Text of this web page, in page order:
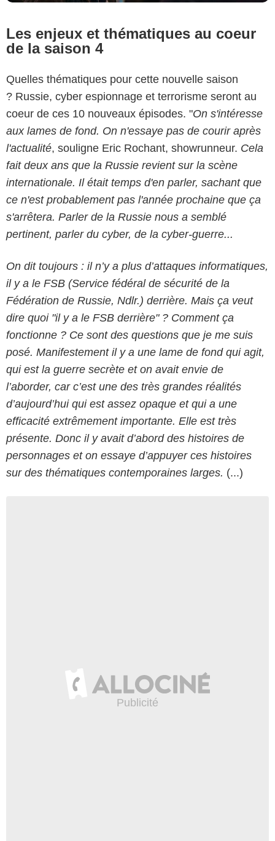
Les enjeux et thématiques au coeur
de la saison 4
Quelles thématiques pour cette nouvelle saison
? Russie, cyber espionnage et terrorisme seront au
coeur de ces 10 nouveaux épisodes. "On s'intéresse
aux lames de fond. On n'essaye pas de courir après
l'actualité, souligne Eric Rochant, showrunneur. Cela
fait deux ans que la Russie revient sur la scène
internationale. Il était temps d'en parler, sachant que
ce n'est probablement pas l'année prochaine que ça
s'arrêtera. Parler de la Russie nous a semblé
pertinent, parler du cyber, de la cyber-guerre...
On dit toujours : il n’y a plus d’attaques informatiques,
il y a le FSB (Service fédéral de sécurité de la
Fédération de Russie, Ndlr.) derrière. Mais ça veut
dire quoi "il y a le FSB derrière" ? Comment ça
fonctionne ? Ce sont des questions que je me suis
posé. Manifestement il y a une lame de fond qui agit,
qui est la guerre secrète et on avait envie de
l’aborder, car c’est une des très grandes réalités
d’aujourd’hui qui est assez opaque et qui a une
efficacité extrêmement importante. Elle est très
présente. Donc il y avait d’abord des histoires de
personnages et on essaye d’appuyer ces histoires
sur des thématiques contemporaines larges. (...)